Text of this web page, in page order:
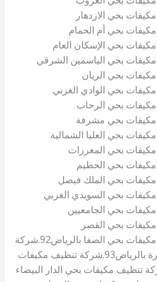
بحي الازدهار
بحي أم الحمام
بحي الإسكان العام
مكيفات بحي الياسمين الشرقي
بحي الريان
بحي الوادي الغربي
مكيفات بحي الرحاب
مكيفات بحي مشرفة
بحي العليا الشمالية
مكيفات بحي المغرزات
مكيفات بحي الحطيم
مكيفات بحي الملك فيصل
بحي السويدي الغربي
بحي الجامعيين
بحي القصر
92.شركة
بالرياض
93.شركة تنظيف مكيفات
تنظيف مكيفات بحي الدار البيضاء